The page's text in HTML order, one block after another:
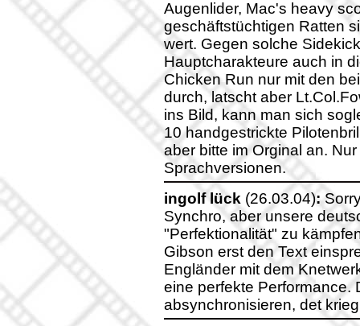
Augenlider, Mac's heavy
geschäftstüchtigen Ratten
wert. Gegen solche
Hauptcharakteure auch in
Chicken Run nur mit den
durch, latscht aber
ins Bild, kann man sich
10 handgestrickte
aber bitte im Orginal an.
Sprachversionen.
ingolf lück (26.03.04):
Synchro, aber unsere
"Perfektionalität" zu
Gibson erst den Text
Engländer mit dem
eine perfekte Performance.
absynchronisieren, det